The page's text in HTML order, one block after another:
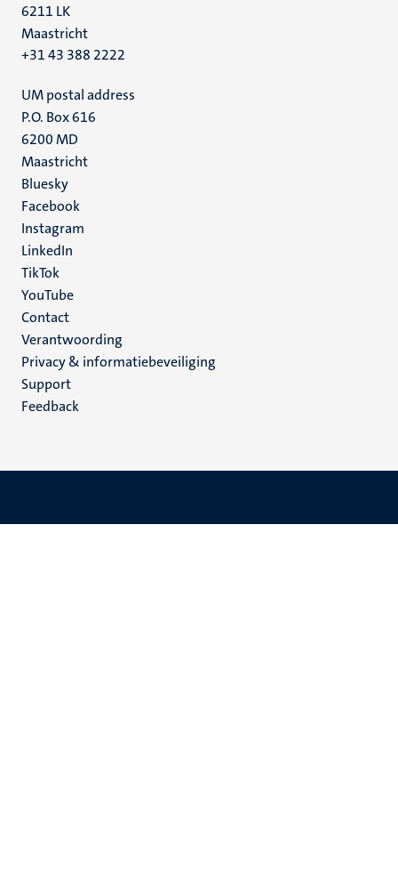
6211 LK
Maastricht
+31 43 388 2222
UM postal address
P.O. Box 616
6200 MD
Maastricht
Social
media
Bluesky
Facebook
Instagram
LinkedIn
TikTok
YouTube
Menu
footer
(NL)
Contact
Verantwoording
Privacy & informatiebeveiliging
Support
Feedback